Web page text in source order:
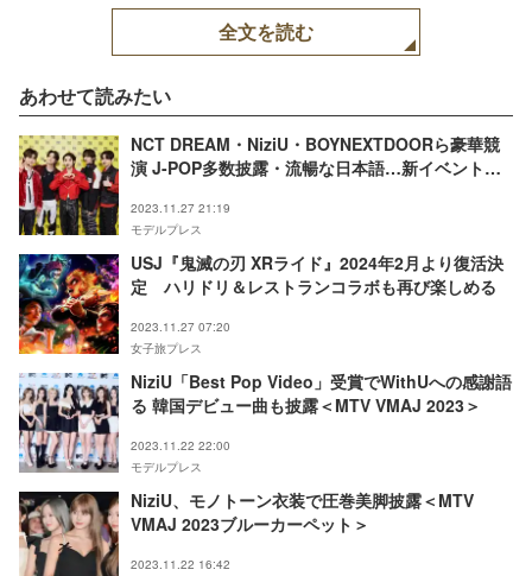
全文を読む
あわせて読みたい
NCT DREAM・NiziU・BOYNEXTDOORら豪華競
演 J-POP多数披露・流暢な日本語…新イベントに
ブレポート・セットリスト＞
2023.11.27 21:19
モデルプレス
USJ『鬼滅の刃 XRライド』2024年2月より復活決
定 ハリドリ＆レストランコラボも再び楽しめる
2023.11.27 07:20
女子旅プレス
NiziU「Best Pop Video」受賞でWithUへの感謝語
る 韓国デビュー曲も披露＜MTV VMAJ 2023＞
2023.11.22 22:00
モデルプレス
NiziU、モノトーン衣装で圧巻美脚披露＜MTV
VMAJ 2023ブルーカーペット＞
2023.11.22 16:42